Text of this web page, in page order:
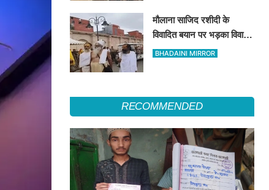
मौलाना साजिद रशीदी के
विवादित बयान पर भड़का विवाद:
उज्जैन महाकाल पहुंचे संतों और
BHADAINI MIRROR
RECOMMENDED